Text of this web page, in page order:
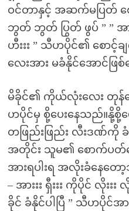
ဝင်တာနှင့် အဆက်မပြတ်
ဘွတ် ဘွတ် ပြွတ် ဖွပ် ” ” အာ
ဟီးးး ” သီဟပိုင်၏ စောင့်
လေးအား မခံနိုင်အောင်ဖြ
မိခိုင်၏ ကိုယ်လုံးလေး တုန်န
ဟပိုင်မှ စို့ပေးနေသည်။နို့စို့ပ
တဖြည်းဖြည်း လီးဒဏ်ကို ခံ
အတိုင်း သူမ၏ စောက်ပတ်
အားရပါးရ အလိုးခံနေ
– အားးး ရှီးးး ကိုပိုင် လိုးးး
ခိုင် ခံနိုင်ပါပြီ ” သီဟပိုင်အ